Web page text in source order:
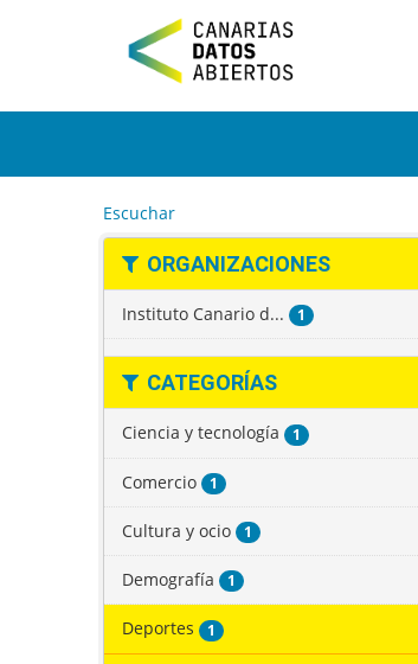
t
Escuchar
ORGANIZACIONES
Instituto Canario d... 1
CATEGORÍAS
Ciencia y tecnología 1
Comercio 1
Cultura y ocio 1
Demografía 1
Deportes 1